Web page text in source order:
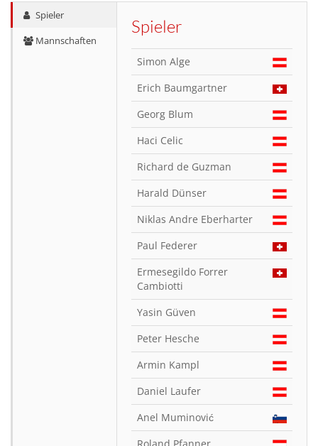
Spieler
Mannschaften
Spieler
Simon Alge
Erich Baumgartner
Georg Blum
Haci Celic
Richard de Guzman
Harald Dünser
Niklas Andre Eberharter
Paul Federer
Ermesegildo Forrer
Cambiotti
Yasin Güven
Peter Hesche
Armin Kampl
Daniel Laufer
Anel Muminović